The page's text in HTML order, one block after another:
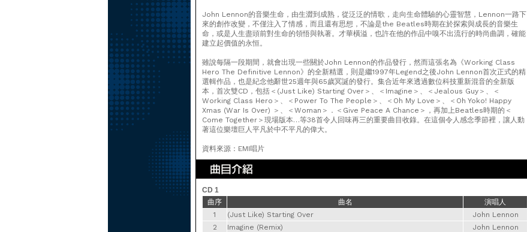
John Lennon的音樂生命，由生澀到成熟，從泛泛的情歌，走向生命體驗的心靈智慧，Lennon一路下
來的創作改變，不僅注入了情感，而且還有思想，不論是the Beatles時期在於探索與成長的音樂生
命，或是人生盡頭前對生命的領悟與執著。才華橫溢，也許在他的作品中嗅不出流行的時尚曲調，確能
建立起價值的永恒。
雖說每隔一段期間，就會出現一些關於John Lennon的作品發行，然而這張名為《Working Class
Hero The Definitive Lennon》的全新精選，則是繼1997年Legend之後John Lennon首次正式的精
選輯作品，也是紀念他辭世25週年與65歲冥誕的發行。集合近年來透過數位科技重新混音的全新版
本，首次雙CD，包括＜(Just Like) Starting Over＞、＜Imagine＞、＜Jealous Guy＞、＜
Working Class Hero＞、＜Power To The People＞、＜Oh My Love＞、＜Oh Yoko! Happy
Xmas (War Is Over) ＞、＜Woman＞．＜Give Peace A Chance＞，再加上Beatles時期的＜
Come Together＞現場版本…等38首令人回味再三的重要曲目收錄。在這個令人感念季節裡，讓人動
著這位樂壇巨人平凡於中不平凡的偉大。
資料來源：EMI唱片
CD 1
曲序
曲名
演唱人
1
(Just Like) Starting Over
John Lennon
2
Imagine (Remix)
John Lennon